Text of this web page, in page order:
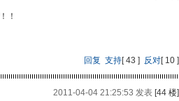
！
回复 支持[43 ] 反对[10 ]
2011-04-04 21:25:53 发表[44 楼]